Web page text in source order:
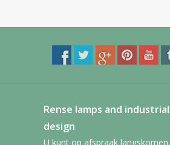
Rense lamps and industrial
design
U kunt op afspraak langskomen.